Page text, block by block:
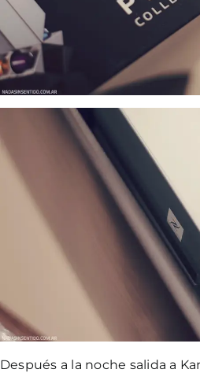
Después a la noche salida a